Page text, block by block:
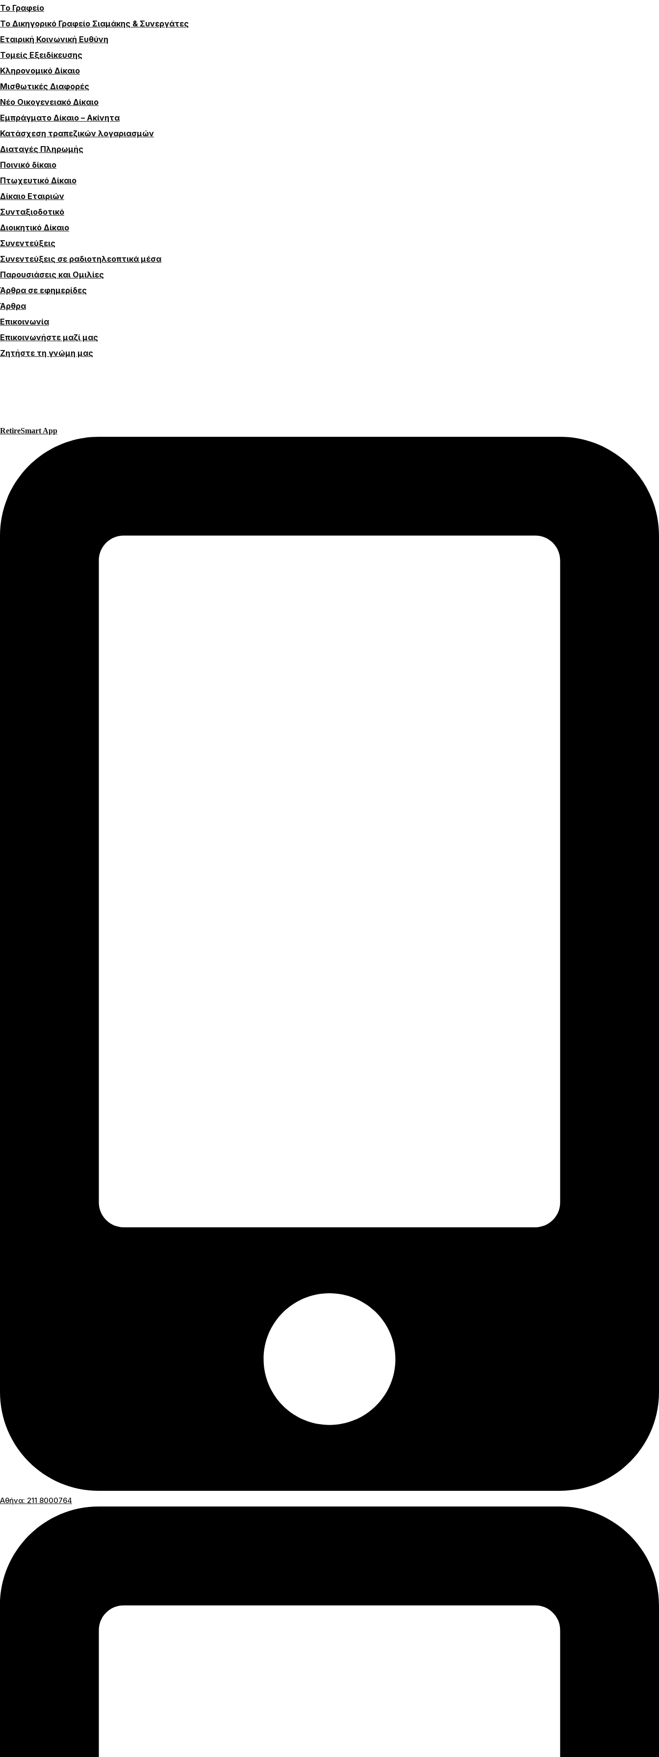
Το Γραφείο
Το Δικηγορικό Γραφείο Σιαμάκης & Συνεργάτες
Εταιρική Κοινωνική Ευθύνη
Τομείς Εξειδίκευσης
Κληρονομικό Δίκαιο
Μισθωτικές Διαφορές
Νέο Οικογενειακό Δίκαιο
Εμπράγματο Δίκαιο – Ακίνητα
Κατάσχεση τραπεζικών λογαριασμών
Διαταγές Πληρωμής
Ποινικό δίκαιο
Πτωχευτικό Δίκαιο
Δίκαιο Εταιριών
Συνταξιοδοτικό
Διοικητικό Δίκαιο
Συνεντεύξεις
Συνεντεύξεις σε ραδιοτηλεοπτικά μέσα
Παρουσιάσεις και Ομιλίες
Άρθρα σε εφημερίδες
Άρθρα
Επικοινωνία
Επικοινωνήστε μαζί μας
Ζητήστε τη γνώμη μας
RetireSmart App
Αθήνα: 211 8000764